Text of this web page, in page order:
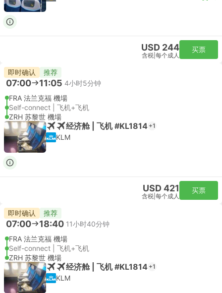
USD 244
含税 每个成人
买票
即时确认 推荐
07:00 11:05 4小时5分钟
FRA 法兰克福 機場
Self-connect | 飞机+飞机
ZRH 苏黎世 機場
经济舱 | 飞机 #KL1814 +1
KLM
USD 421
含税 每个成人
买票
即时确认 推荐
07:00 18:40 11小时40分钟
FRA 法兰克福 機場
Self-connect | 飞机+飞机
ZRH 苏黎世 機場
经济舱 | 飞机 #KL1814 +1
KLM